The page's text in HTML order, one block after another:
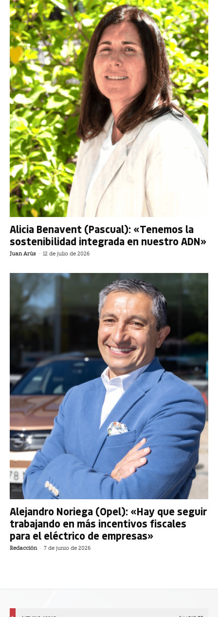
Alicia Benavent (Pascual): «Tenemos la
sostenibilidad integrada en nuestro ADN»
Juan Arús - 12 de julio de 2026
Alejandro Noriega (Opel): «Hay que seguir
trabajando en más incentivos fiscales
para el eléctrico de empresas»
Redacción - 7 de junio de 2026